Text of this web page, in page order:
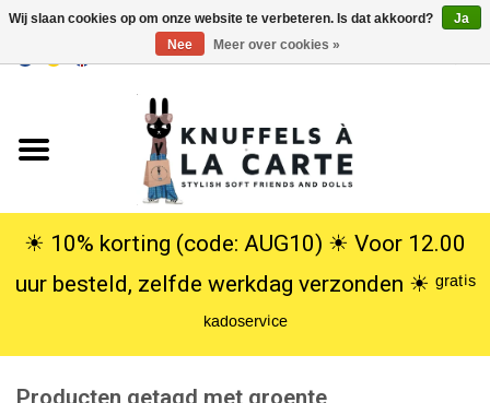
USD
Knuffels
Poppen
SALE
☀︎ 10% korting (code: AUG10) ☀︎ Voor 12.00
uur besteld, zelfde werkdag verzonden ☀︎ ᵍʳᵃᵗⁱˢ
ᵏᵃᵈᵒˢᵉʳᵛⁱᶜᵉ
Producten getagd met groente
Wij slaan cookies op om onze website te verbeteren. Is dat akkoord?
Ja
Nee
Meer over cookies »